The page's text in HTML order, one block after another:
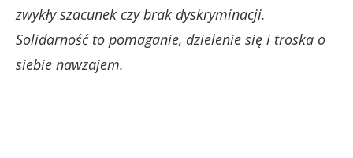
zwykły szacunek czy brak dyskryminacji.
Solidarność to pomaganie, dzielenie się i troska o
siebie nawzajem.